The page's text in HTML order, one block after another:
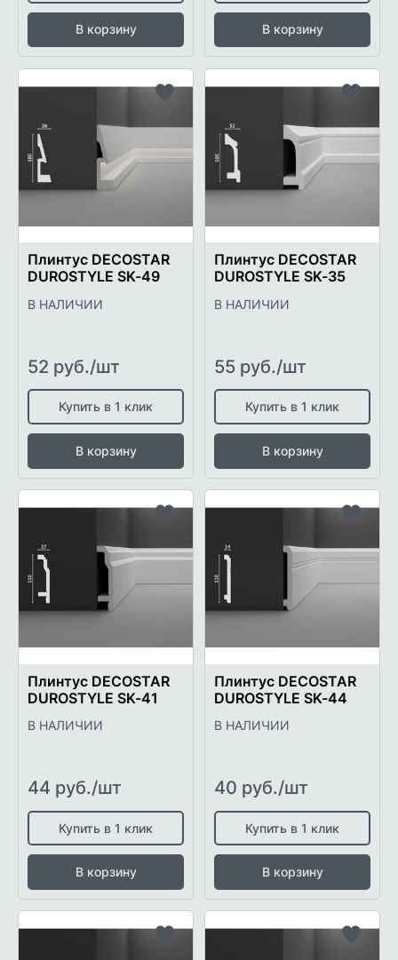
В корзину В корзину
желаемого
Плинтус DECOSTAR
DUROSTYLE SK-49
В НАЛИЧИИ
52 руб./шт
Купить в 1 клик
В корзину
список
Плинтус DECOSTAR
DUROSTYLE SK-35
В НАЛИЧИИ
55 руб./шт
Купить в 1 клик
В корзину
список
желаемого
Плинтус DECOSTAR
DUROSTYLE SK-41
В НАЛИЧИИ
44 руб./шт
Купить в 1 клик
В корзину
список
Плинтус DECOSTAR
DUROSTYLE SK-44
В НАЛИЧИИ
40 руб./шт
Купить в 1 клик
В корзину